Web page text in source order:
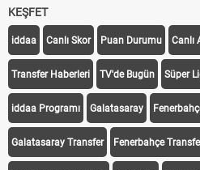
KEŞFET
iddaa Canlı Skor Puan Durumu Canlı
Transfer Haberleri TV'de Bugün Süper
iddaa Programı Galatasaray
Galatasaray Transfer Fenerbahçe